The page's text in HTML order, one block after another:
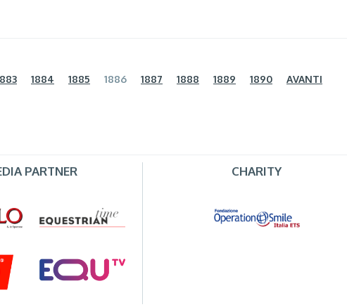
1884 1885 1886 1887 1888 1889 1890
AVANTI
PARTNER CHARITY